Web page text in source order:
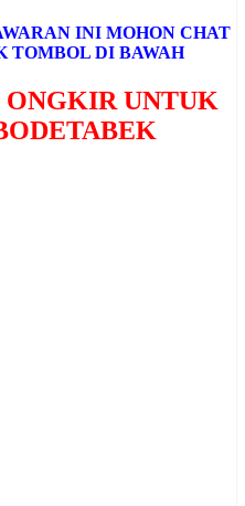
INI MOHON CHAT
TOMBOL DI BAWAH
ONGKIR UNTUK